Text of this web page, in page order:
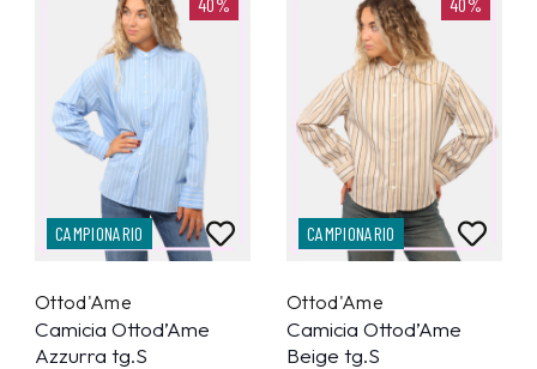
CAMPIONARIO
Ottod'Ame
Camicia Ottod’Ame
Azzurra tg.S
CAMPIONARIO
Ottod'Ame
Camicia Ottod’Ame
Beige tg.S